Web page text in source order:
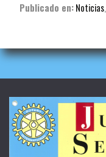
Publicado en:Noticias,